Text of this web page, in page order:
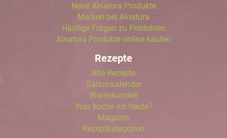
Neue Alnatura Produkte
Marken bei Alnatura
Häufige Fragen zu Produkten
Alnatura Produkte online kaufen
Rezepte
Alle Rezepte
Saisonkalender
Warenkunden
Was koche ich heute?
Magazin
Rezeptkategorien